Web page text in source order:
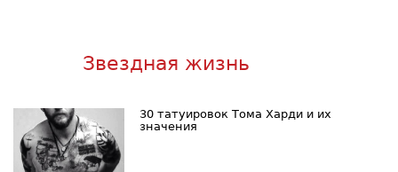
Звездная жизнь
30 татуировок Тома Харди и их
значения